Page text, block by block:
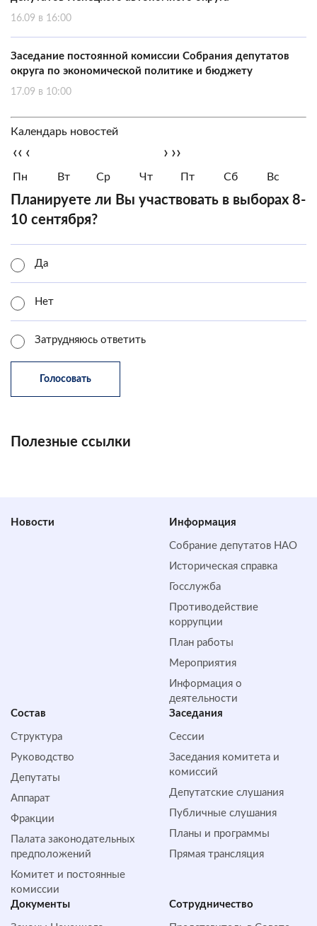
16.09 в 16:00
Заседание постоянной комиссии Собрания депутатов
округа по экономической политике и бюджету
17.09 в 10:00
Календарь новостей
‹‹ ‹ › ››
Пн Вт Ср Чт Пт Сб Вс
Планируете ли Вы участвовать в выборах 8-
10 сентября?
Да
Нет
Затрудняюсь ответить
Полезные ссылки
Новости Информация
Собрание депутатов НАО
Историческая справка
Госслужба
Противодействие
коррупции
План работы
Мероприятия
Информация о
деятельности
Состав
Структура
Руководство
Депутаты
Аппарат
Фракции
Палата законодательных
предположений
Комитет и постоянные
комиссии
Заседания
Сессии
Заседания комитета и
комиссий
Депутатские слушания
Публичные слушания
Планы и программы
Прямая трансляция
Документы Сотрудничество